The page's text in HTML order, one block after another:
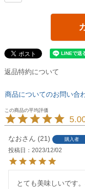
返品特約について
商品についてのお問い合
なお 21 購入者
投稿日
2023/12/02
とても美味しいです